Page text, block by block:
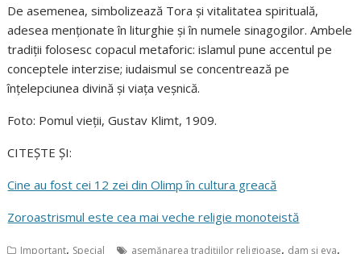
De asemenea, simbolizează Tora și vitalitatea spirituală,
adesea menționate în liturghie și în numele sinagogilor. Ambele
tradiții folosesc copacul metaforic: islamul pune accentul pe
conceptele interzise; iudaismul se concentrează pe
înțelepciunea divină și viața veșnică.
Foto: Pomul vieții, Gustav Klimt, 1909.
CITEȘTE ȘI:
Cine au fost cei 12 zei din Olimp în cultura greacă
Zoroastrismul este cea mai veche religie monoteistă
Important, Special asemănarea tradițiilor religioase, dam și eva,